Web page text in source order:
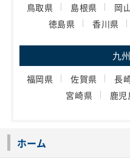
鳥取県 島根県 岡
徳島県
香川県
九
福岡県 佐賀県 長
宮崎県
鹿
ホーム